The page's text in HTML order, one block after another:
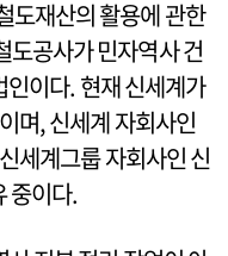
도재산의 활용에 관한
도공사가 민자역사 건
이다. 현재 신세계가
며, 신세계 자회사인
세계그룹 자회사인 신
중이다.